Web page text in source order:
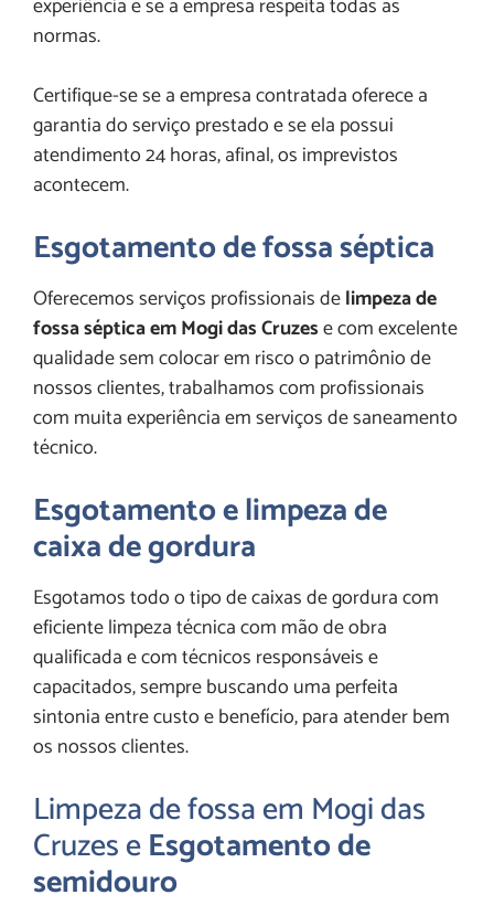
experiência e se a empresa respeita todas as
normas.
Certifique-se se a empresa contratada oferece a
garantia do serviço prestado e se ela possui
atendimento 24 horas, afinal, os imprevistos
acontecem.
Esgotamento de fossa séptica
Oferecemos serviços profissionais delimpeza de
fossa séptica em Mogi das Cruzese com excelente
qualidade sem colocar em risco o patrimônio de
nossos clientes, trabalhamos com profissionais
com muita experiência em serviços de saneamento
técnico.
Esgotamento e limpeza de
caixa de gordura
Esgotamos todo o tipo de caixas de gordura com
eficiente limpeza técnica com mão de obra
qualificada e com técnicos responsáveis e
capacitados, sempre buscando uma perfeita
sintonia entre custo e benefício, para atender bem
os nossos clientes.
Limpeza de fossa em Mogi das
Cruzes eEsgotamento de
semidouro